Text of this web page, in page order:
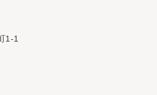
1-1